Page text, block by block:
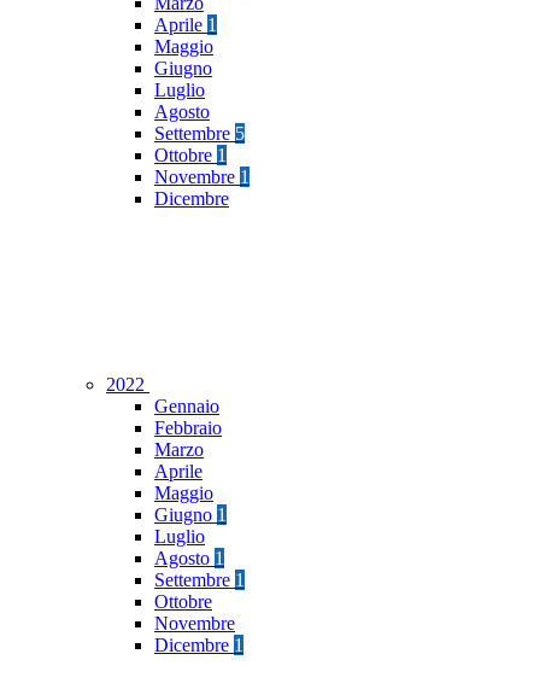
Aprile 1
Maggio
Giugno
Luglio
Agosto
Settembre 5
Ottobre 1
Novembre 1
Dicembre
2022
Gennaio
Febbraio
Marzo
Aprile
Maggio
Giugno 1
Luglio
Agosto 1
Settembre 1
Ottobre
Novembre
Dicembre 1